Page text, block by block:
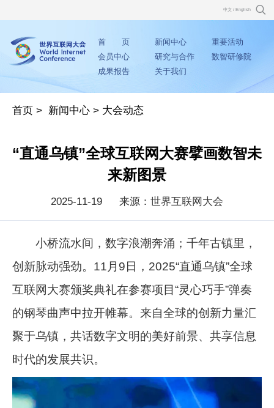
中文 / English
首 页 新闻中心
重要活动
会员中心
研究与合作
数智研修院
成果报告
关于我们
首页 > 新闻中心 > 大会动态
“直通乌镇”全球互联网大赛擘画数智未
来新图景
2025-11-19 来源：世界互联网大会
小桥流水间，数字浪潮奔涌；千年古镇里，
创新脉动强劲。11月9日，2025“直通乌镇”全球
互联网大赛颁奖典礼在参赛项目“灵心巧手”弹奏
的钢琴曲声中拉开帷幕。来自全球的创新力量汇
聚于乌镇，共话数字文明的美好前景、共享信息
时代的发展共识。